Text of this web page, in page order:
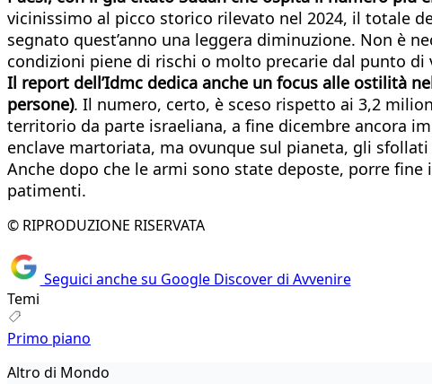
vicinissimo al picco storico rilevato nel 2024, il totale
segnato quest’anno una leggera diminuzione. Non è
condizioni piene di rischi o molto precarie dal punto di
Il report dell’Idmc dedica anche un focus alle ostilità
persone). Il numero, certo, è sceso rispetto ai 3,2
territorio da parte israeliana, a fine dicembre ancora
enclave martoriata, ma ovunque sul pianeta, gli
Anche dopo che le armi sono state deposte, porre
patimenti.
© RIPRODUZIONE RISERVATA
Seguici anche su Google Discover di Avvenire
Temi
Primo piano
Altro di Mondo